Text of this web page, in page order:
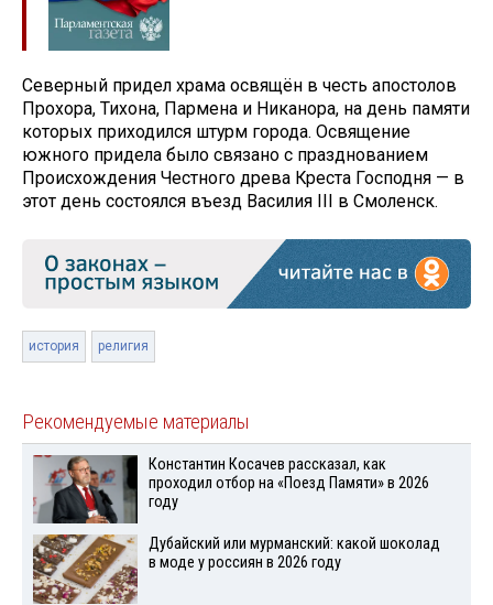
Северный придел храма освящён в честь апостолов
Прохора, Тихона, Пармена и Никанора, на день памяти
которых приходился штурм города. Освящение
южного придела было связано с празднованием
Происхождения Честного древа Креста Господня — в
этот день состоялся въезд Василия III в Смоленск.
история религия
Рекомендуемые материалы
Константин Косачев рассказал, как
проходил отбор на «Поезд Памяти» в 2026
году
Дубайский или мурманский: какой шоколад
в моде у россиян в 2026 году